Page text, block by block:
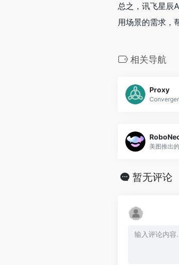
总之，讯飞星辰
用场景的需求，
相关导航
Proxy
美图推出
暂无评论